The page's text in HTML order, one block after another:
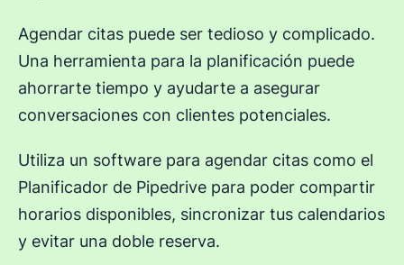
Agendar citas puede ser tedioso y complicado.
Una herramienta para la planificación puede
ahorrarte tiempo y ayudarte a asegurar
conversaciones con clientes potenciales.
Utiliza un software para agendar citas como el
Planificador de Pipedrive para poder compartir
horarios disponibles, sincronizar tus calendarios
y evitar una doble reserva.